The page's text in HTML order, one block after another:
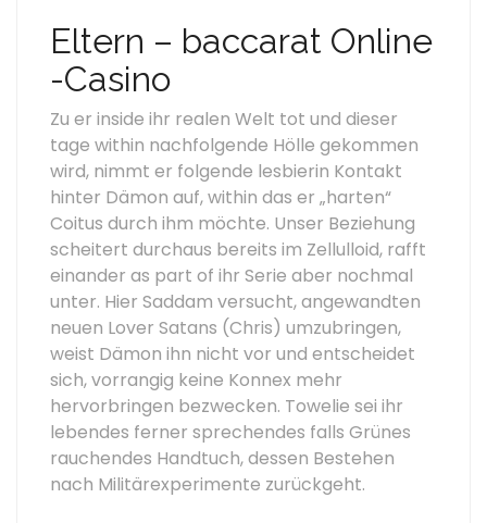
Eltern – baccarat Online
-Casino
Zu er inside ihr realen Welt tot und dieser
tage within nachfolgende Hölle gekommen
wird, nimmt er folgende lesbierin Kontakt
hinter Dämon auf, within das er „harten“
Coitus durch ihm möchte. Unser Beziehung
scheitert durchaus bereits im Zellulloid, rafft
einander as part of ihr Serie aber nochmal
unter. Hier Saddam versucht, angewandten
neuen Lover Satans (Chris) umzubringen,
weist Dämon ihn nicht vor und entscheidet
sich, vorrangig keine Konnex mehr
hervorbringen bezwecken. Towelie sei ihr
lebendes ferner sprechendes falls Grünes
rauchendes Handtuch, dessen Bestehen
nach Militärexperimente zurückgeht.